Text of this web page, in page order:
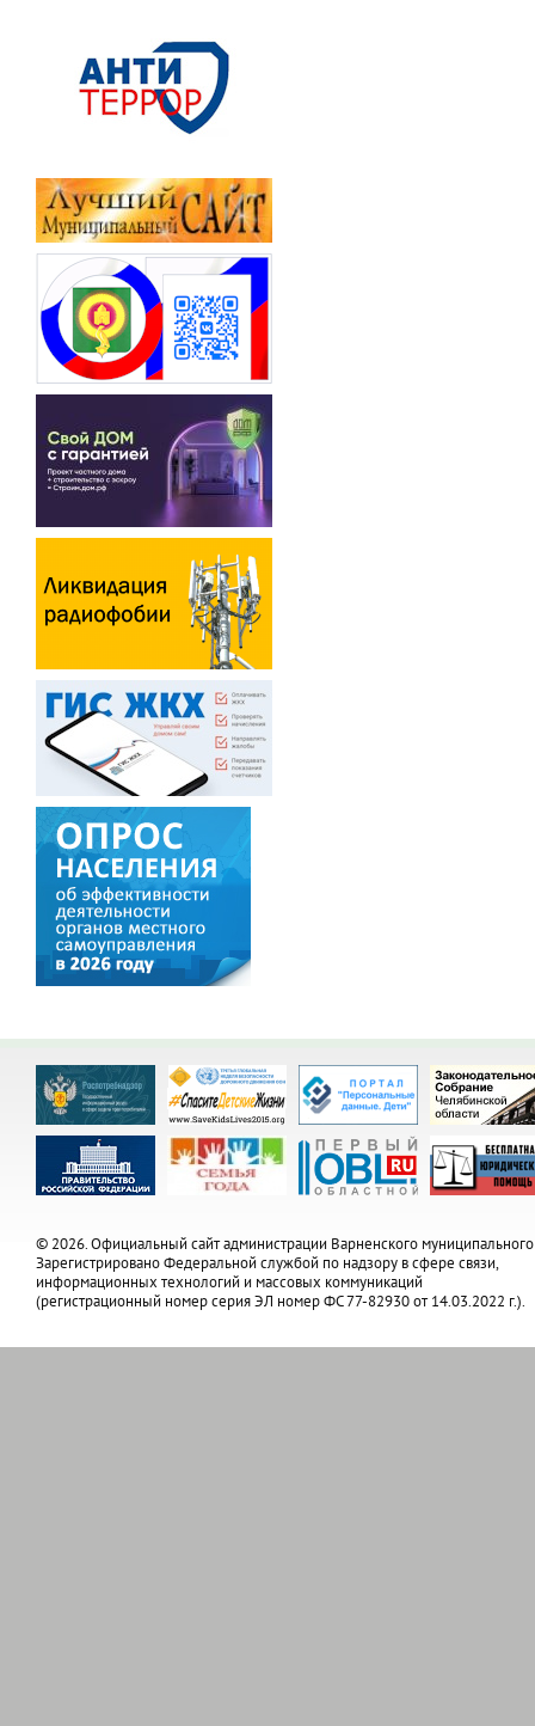
© 2026. Официальный сайт администрации Варненского муниципального
Зарегистрировано Федеральной службой по надзору в сфере связи,
информационных технологий и массовых коммуникаций
(регистрационный номер серия ЭЛ номер ФС 77-82930 от 14.03.2022 г.).